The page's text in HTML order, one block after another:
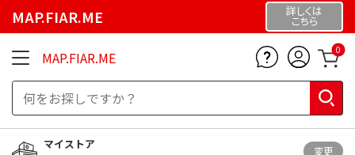
MAP.FIAR.ME 詳しくは
こちら
MAP.FIAR.ME 0
マイストア
変更